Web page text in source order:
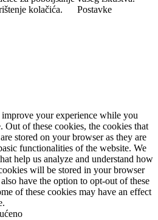
kolačića.
Postavke
your experience while you
Out of these cookies, the cookies that
stored on your browser as they are
functionalities of the website. We
help us analyze and understand how
will be stored in your browser
have the option to opt-out of these
of these cookies may have an effect